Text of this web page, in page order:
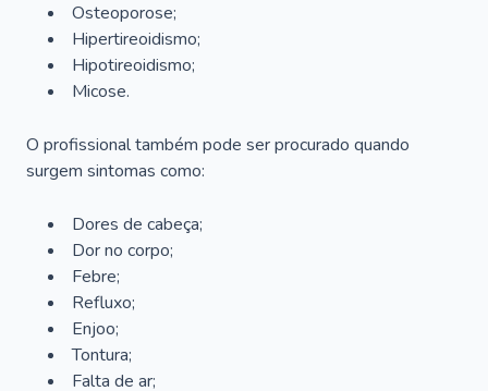
Osteoporose;
Hipertireoidismo;
Hipotireoidismo;
Micose.
O profissional também pode ser procurado quando
surgem sintomas como:
Dores de cabeça;
Dor no corpo;
Febre;
Refluxo;
Enjoo;
Tontura;
Falta de ar;